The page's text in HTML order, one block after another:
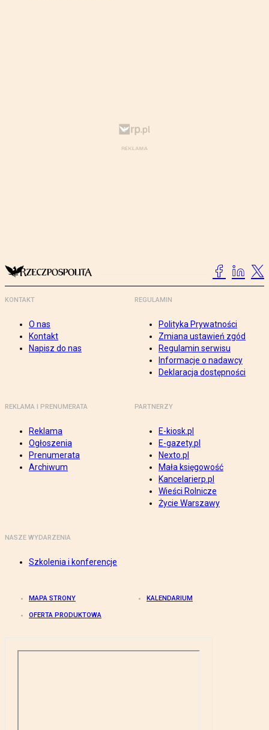
KONTAKT
O nas
Kontakt
Napisz do nas
REGULAMIN
Polityka Prywatności
Zmiana ustawień zgód
Regulamin serwisu
Informacje o nadawcy
Deklaracja dostępności
REKLAMA I PRENUMERATA
Reklama
Ogłoszenia
Prenumerata
Archiwum
PARTNERZY
E-kiosk.pl
E-gazety.pl
Nexto.pl
Mała księgowość
Kancelarierp.pl
Wieści Rolnicze
Życie Warszawy
NASZE WYDARZENIA
Szkolenia i konferencje
MAPA STRONY KALENDARIUM
OFERTA PRODUKTOWA